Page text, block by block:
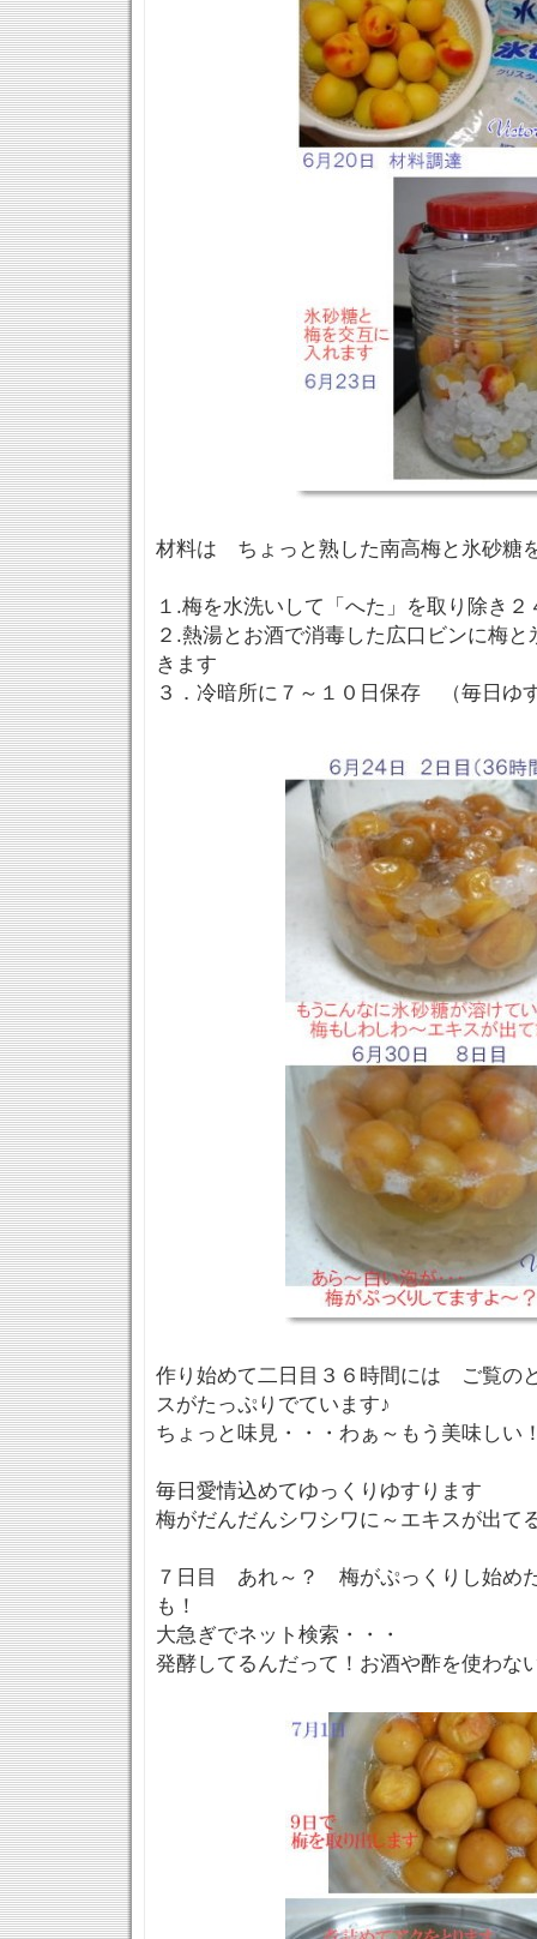
材料は ちょっと熟した南高梅と氷砂糖
１.梅を水洗いして「へた」を取り除き
２.熱湯とお酒で消毒した広口ビンに梅
きます
３．冷暗所に７～１０日保存 （毎日ゆ
作り始めて二日目３６時間には ご覧の
スがたっぷりでています♪
ちょっと味見・・・わぁ～もう美味しい
毎日愛情込めてゆっくりゆすります
梅がだんだんシワシワに～エキスが出て
７日目 あれ～？ 梅がぷっくりし始め
も！
大急ぎでネット検索・・・
発酵してるんだって！お酒や酢を使わな